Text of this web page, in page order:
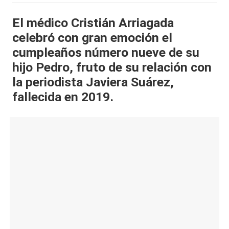
al
it
y
s,
T
V
El médico Cristián Arriagada
celebró con gran emoción el
cumpleaños número nueve de su
hijo Pedro, fruto de su relación con
la periodista Javiera Suárez,
fallecida en 2019.